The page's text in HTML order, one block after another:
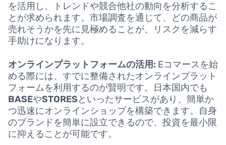
を活用し、トレンドや競合他社の動向を分析するこ
とが求められます。市場調査を通じて、どの商品が
売れそうかを先に見極めることが、リスクを減らす
手助けになります。
オンラインプラットフォームの活用: Eコマースを始
める際には、すでに整備されたオンラインプラット
フォームを利用するのが賢明です。日本国内でも
BASEやSTORESといったサービスがあり、簡単か
つ迅速にオンラインショップを構築できます。自身
のブランドを簡単に設立できるので、投資を最小限
に抑えることが可能です。